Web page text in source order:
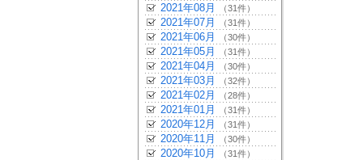
2021年08月 （31件）
2021年07月 （31件）
2021年06月 （30件）
2021年05月 （31件）
2021年04月 （30件）
2021年03月 （32件）
2021年02月 （28件）
2021年01月 （31件）
2020年12月 （31件）
2020年11月 （30件）
2020年10月 （31件）